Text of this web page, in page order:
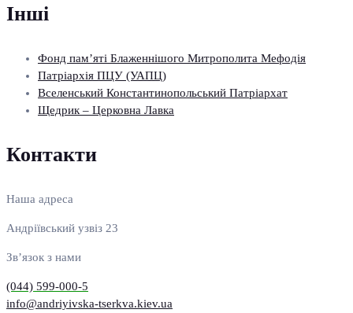
Інші
Фонд пам’яті Блаженнішого Митрополита Мефодія
Патріархія ПЦУ (УАПЦ)
Вселенський Константинопольський Патріархат
Щедрик – Церковна Лавка
Контакти
Наша адреса
Андріївський узвіз 23
Зв’язок з нами
(044) 599-000-5
info@andriyivska-tserkva.kiev.ua